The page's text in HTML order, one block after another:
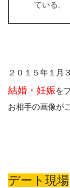
ている 。
２０１５年１月
結婚・妊娠を
お相手の画像が
デート現場